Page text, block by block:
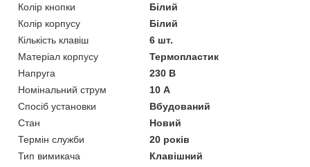
Колір кнопки
Білий
Колір корпусу
Білий
Кількість клавіш
6 шт.
Матеріал корпусу
Термопластик
Напруга
230 В
Номінальний струм
10 А
Спосіб установки
Вбудований
Стан
Новий
Термін служби
20 років
Тип вимикача
Клавішний